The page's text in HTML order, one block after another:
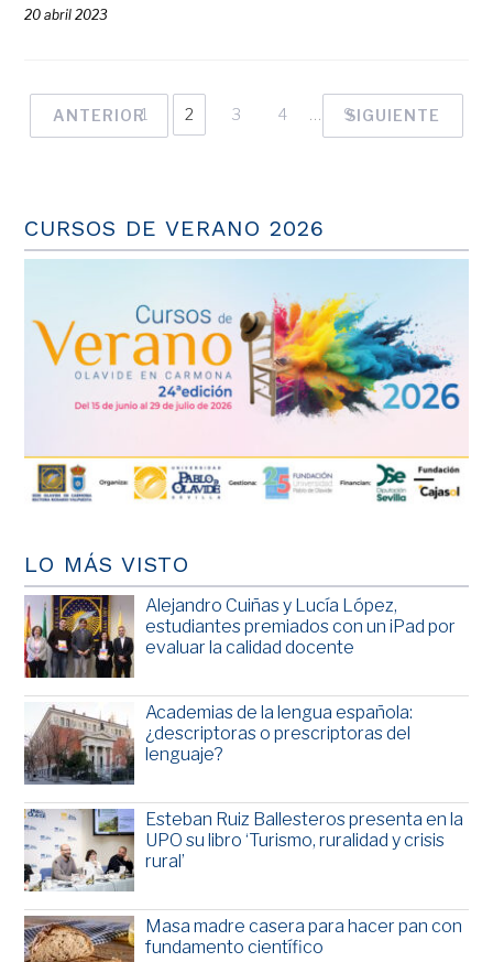
20 abril 2023
ANTERIOR
1 2 3 4 9
SIGUIENTE
CURSOS DE VERANO 2026
LO MÁS VISTO
Alejandro Cuiñas y Lucía López,
estudiantes premiados con un iPad por
evaluar la calidad docente
Academias de la lengua española:
¿descriptoras o prescriptoras del
lenguaje?
Esteban Ruiz Ballesteros presenta en la
UPO su libro ‘Turismo, ruralidad y crisis
rural’
Masa madre casera para hacer pan con
fundamento científico